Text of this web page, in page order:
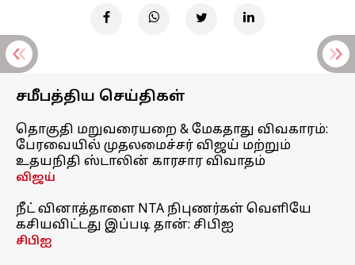
சமீபத்திய செய்திகள்
தொகுதி மறுவரையறை & மேகதாது விவகாரம்:
பேரவையில் முதலமைச்சர் விஜய் மற்றும்
உதயநிதி ஸ்டாலின் காரசார விவாதம்
விஜய்
நீட் வினாத்தாளை NTA நிபுணர்கள் வெளியே
கசியவிட்டது இப்படி தான்: சிபிஐ
சிபிஐ